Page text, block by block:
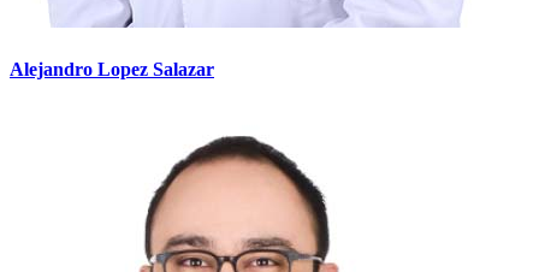
Alejandro Lopez Salazar